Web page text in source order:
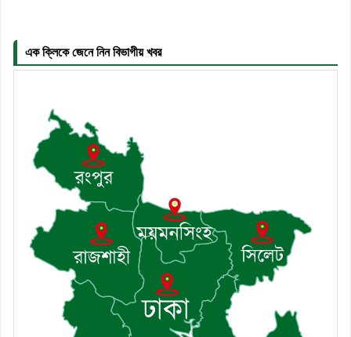
৮। মেঘনায় আইন-শৃঙ্খলা কমিটির মাসিক
সভা অনুষ্ঠিত
৯। জাতীয় নেতা ড. খন্দকার মোশাররফ
হোসেনের মূল্যায়ন কোথায় এবং একটি
বিশ্লেষণ
এক ক্লিকে জেনে নিন বিভাগীয় খবর